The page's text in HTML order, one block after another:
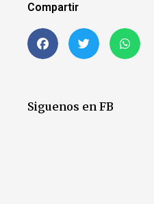
Compartir
Siguenos en FB